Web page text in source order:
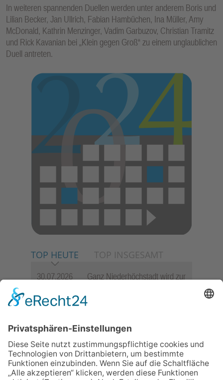
In weiteren spannenden Duellen werden unter anderem Boris und
Lilian Becker, Jan Ullrich, Fabian Hambüchen, Ina Müller, Amy
McDonald, Kathrin Menzinger, Vadim Garbuzov, Christian Tramitz
und Rick Kavanian bei „Klein gegen Groß“ zu einem unglaublichen
Duell antreten.
TOP HEUTE TOP INSGESAMT
30.07.2026
Ganz Niederhöchstadt wird zur
06.08.2026
Jugendchor Hochtaunus
Programm „Changes“
Sommerabend: Der Rettershof
lädt wieder zum Weinfest ein
06.08.2026
Hisamoto und Tölke begeistern